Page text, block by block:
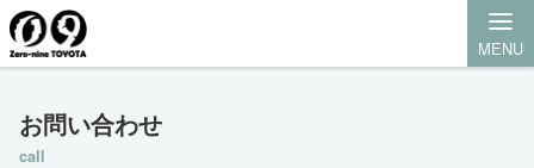
MENU
お問い合わせ
call